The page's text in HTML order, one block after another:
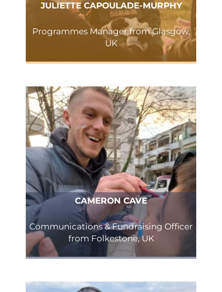
JULIETTE CAPOULADE-MURPHY
Programmes Manager from Glasgow,
UK
CAMERON CAVE
Communications & Fundraising Officer
from Folkestone, UK